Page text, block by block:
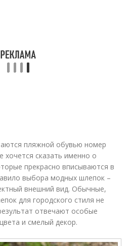
пляжной обувью номер
хочется сказать именно о
прекрасно вписываются в
выбора модных шлепок –
внешний вид. Обычные,
для городского стиля не
отвечают особые
и смелый декор.